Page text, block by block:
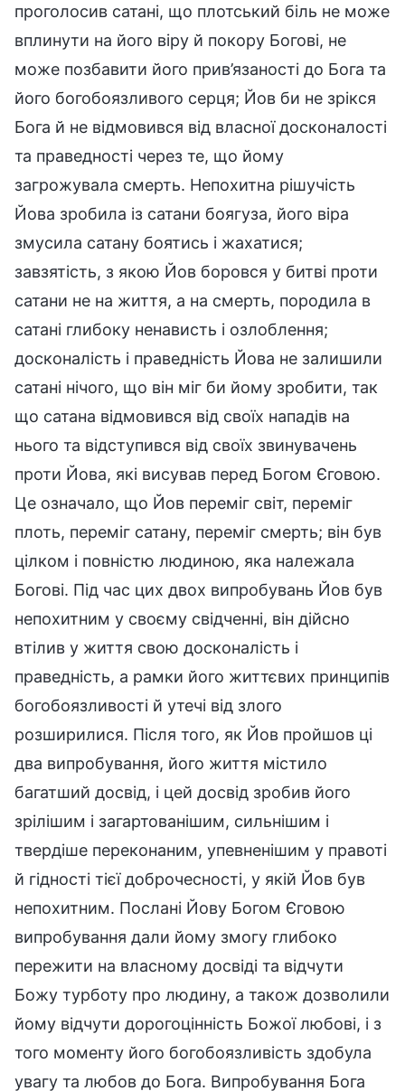
проголосив сатані, що плотський біль не може
вплинути на його віру й покору Богові, не
може позбавити його прив’язаності до Бога та
його богобоязливого серця; Йов би не зрікся
Бога й не відмовився від власної досконалості
та праведності через те, що йому
загрожувала смерть. Непохитна рішучість
Йова зробила із сатани боягуза, його віра
змусила сатану боятись і жахатися;
завзятість, з якою Йов боровся у битві проти
сатани не на життя, а на смерть, породила в
сатані глибоку ненависть і озлоблення;
досконалість і праведність Йова не залишили
сатані нічого, що він міг би йому зробити, так
що сатана відмовився від своїх нападів на
нього та відступився від своїх звинувачень
проти Йова, які висував перед Богом Єговою.
Це означало, що Йов переміг світ, переміг
плоть, переміг сатану, переміг смерть; він був
цілком і повністю людиною, яка належала
Богові. Під час цих двох випробувань Йов був
непохитним у своєму свідченні, він дійсно
втілив у життя свою досконалість і
праведність, а рамки його життєвих принципів
богобоязливості й утечі від злого
розширилися. Після того, як Йов пройшов ці
два випробування, його життя містило
багатший досвід, і цей досвід зробив його
зрілішим і загартованішим, сильнішим і
твердіше переконаним, упевненішим у правоті
й гідності тієї доброчесності, у якій Йов був
непохитним. Послані Йову Богом Єговою
випробування дали йому змогу глибоко
пережити на власному досвіді та відчути
Божу турботу про людину, а також дозволили
йому відчути дорогоцінність Божої любові, і з
того моменту його богобоязливість здобула
увагу та любов до Бога. Випробування Бога